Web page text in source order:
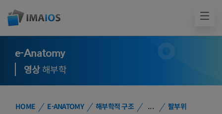
e-Anatomy
영상해부학
HOME E-ANATOMY 해부학적 구조 ...
팔부위